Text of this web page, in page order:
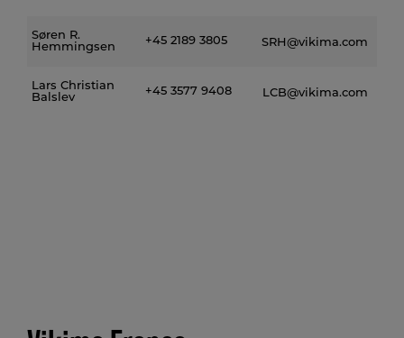
Søren R.
Hemmingsen
+45 2189 3805 SRH@vikima.com
Lars Christian
Balslev
+45 3577 9408 LCB@vikima.com